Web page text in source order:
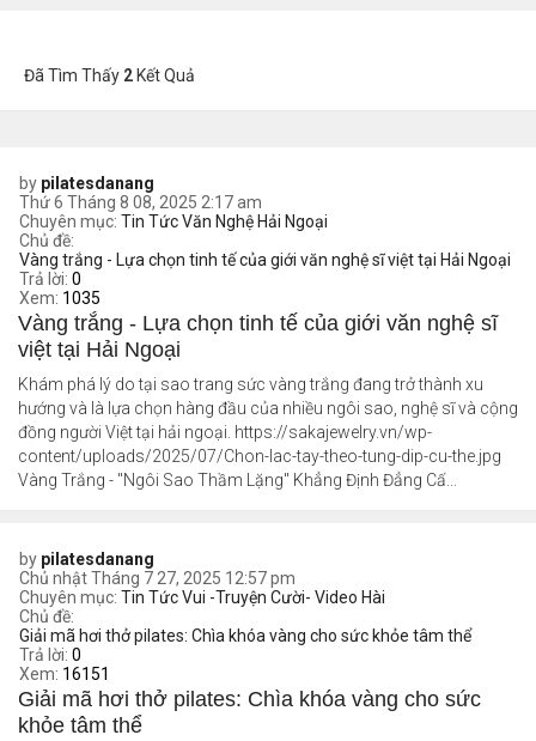
Đã Tìm Thấy 2 Kết Quả
by pilatesdanang
Thứ 6 Tháng 8 08, 2025 2:17 am
Chuyên mục: Tin Tức Văn Nghệ Hải Ngoại
Chủ đề:
Vàng trắng - Lựa chọn tinh tế của giới văn nghệ sĩ việt tại Hải Ngoại
Trả lời: 0
Xem: 1035
Vàng trắng - Lựa chọn tinh tế của giới văn nghệ sĩ
việt tại Hải Ngoại
Khám phá lý do tại sao trang sức vàng trắng đang trở thành xu
hướng và là lựa chọn hàng đầu của nhiều ngôi sao, nghệ sĩ và cộng
đồng người Việt tại hải ngoại. https://sakajewelry.vn/wp-
content/uploads/2025/07/Chon-lac-tay-theo-tung-dip-cu-the.jpg
Vàng Trắng - "Ngôi Sao Thầm Lặng" Khẳng Định Đẳng Cấ...
by pilatesdanang
Chủ nhật Tháng 7 27, 2025 12:57 pm
Chuyên mục: Tin Tức Vui -Truyện Cười- Video Hài
Chủ đề:
Giải mã hơi thở pilates: Chìa khóa vàng cho sức khỏe tâm thể
Trả lời: 0
Xem: 16151
Giải mã hơi thở pilates: Chìa khóa vàng cho sức
khỏe tâm thể